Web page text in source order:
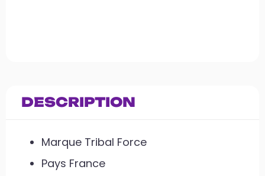
DESCRIPTION
Marque Tribal Force
Pays France